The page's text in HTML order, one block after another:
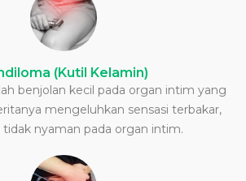
(Kutil Kelamin)
benjolan kecil pada organ intim yang
mengeluhkan sensasi terbakar,
tidak nyaman pada organ intim.